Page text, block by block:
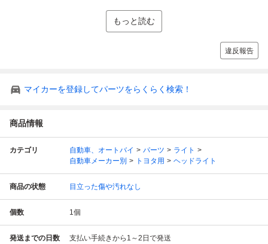
もっと読む
違反報告
マイカーを登録してパーツをらくらく検索！
商品情報
カテゴリ 自動車、オートバイ パーツ
ライト
自動車メーカー別
トヨタ用 ヘッドライト
商品の状態 目立った傷や汚れなし
個数 1個
発送までの日数 支払い手続きから1～2日で発送